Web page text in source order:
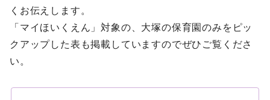
くお伝えします。
「マイほいくえん」対象の、大塚の保育園のみをピッ
クアップした表も掲載していますのでぜひご覧くださ
い。